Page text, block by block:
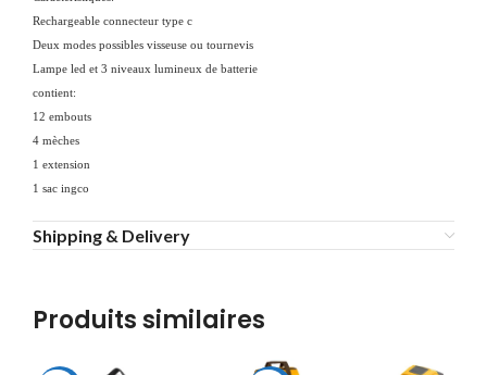
Rechargeable connecteur type c
Deux modes possibles visseuse ou tournevis
Lampe led et 3 niveaux lumineux de batterie
contient:
12 embouts
4 mèches
1 extension
1 sac ingco
Shipping & Delivery
Produits similaires